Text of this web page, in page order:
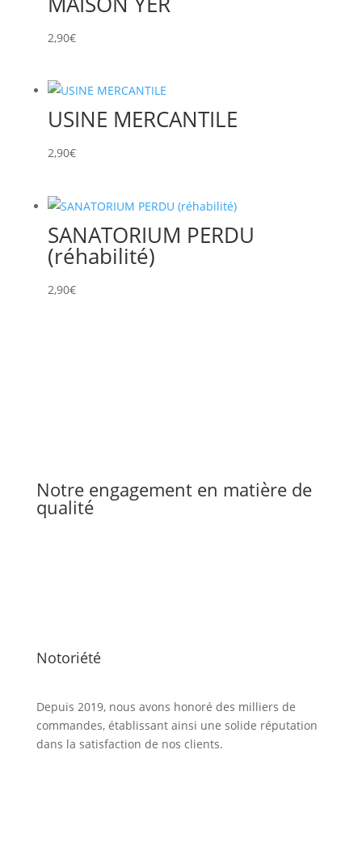
2,90€
USINE MERCANTILE
2,90€
SANATORIUM PERDU
(réhabilité)
2,90€
Notre engagement en matière de
qualité
Notoriété
Depuis 2019, nous avons honoré des milliers de
commandes, établissant ainsi une solide réputation
dans la satisfaction de nos clients.